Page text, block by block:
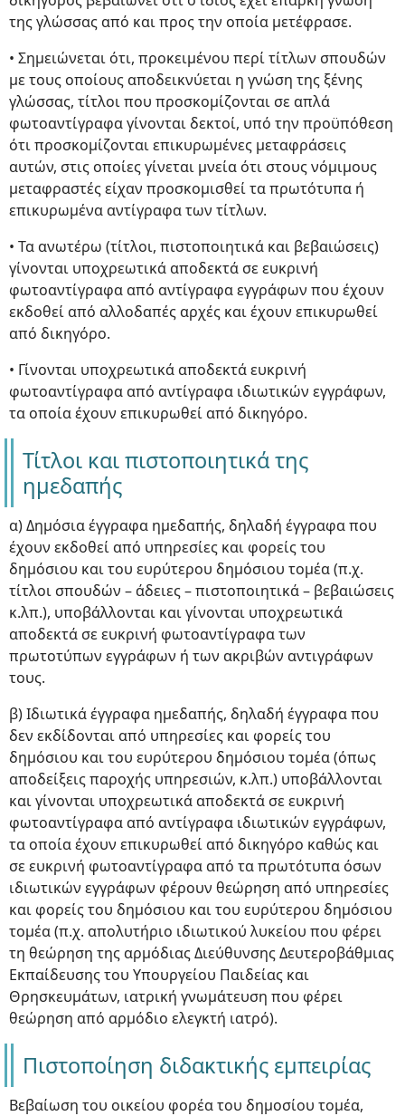
της γλώσσας από και προς την οποία μετέφρασε.
• Σημειώνεται ότι, προκειμένου περί τίτλων σπουδών
με τους οποίους αποδεικνύεται η γνώση της ξένης
γλώσσας, τίτλοι που προσκομίζονται σε απλά
φωτοαντίγραφα γίνονται δεκτοί, υπό την προϋπόθεση
ότι προσκομίζονται επικυρωμένες μεταφράσεις
αυτών, στις οποίες γίνεται μνεία ότι στους νόμιμους
μεταφραστές είχαν προσκομισθεί τα πρωτότυπα ή
επικυρωμένα αντίγραφα των τίτλων.
• Τα ανωτέρω (τίτλοι, πιστοποιητικά και βεβαιώσεις)
γίνονται υποχρεωτικά αποδεκτά σε ευκρινή
φωτοαντίγραφα από αντίγραφα εγγράφων που έχουν
εκδοθεί από αλλοδαπές αρχές και έχουν επικυρωθεί
από δικηγόρο.
• Γίνονται υποχρεωτικά αποδεκτά ευκρινή
φωτοαντίγραφα από αντίγραφα ιδιωτικών εγγράφων,
τα οποία έχουν επικυρωθεί από δικηγόρο.
Τίτλοι και πιστοποιητικά της
ημεδαπής
α) Δημόσια έγγραφα ημεδαπής, δηλαδή έγγραφα που
έχουν εκδοθεί από υπηρεσίες και φορείς του
δημόσιου και του ευρύτερου δημόσιου τομέα (π.χ.
τίτλοι σπουδών – άδειες – πιστοποιητικά – βεβαιώσεις
κ.λπ.), υποβάλλονται και γίνονται υποχρεωτικά
αποδεκτά σε ευκρινή φωτοαντίγραφα των
πρωτοτύπων εγγράφων ή των ακριβών αντιγράφων
τους.
β) Ιδιωτικά έγγραφα ημεδαπής, δηλαδή έγγραφα που
δεν εκδίδονται από υπηρεσίες και φορείς του
δημόσιου και του ευρύτερου δημόσιου τομέα (όπως
αποδείξεις παροχής υπηρεσιών, κ.λπ.) υποβάλλονται
και γίνονται υποχρεωτικά αποδεκτά σε ευκρινή
φωτοαντίγραφα από αντίγραφα ιδιωτικών εγγράφων,
τα οποία έχουν επικυρωθεί από δικηγόρο καθώς και
σε ευκρινή φωτοαντίγραφα από τα πρωτότυπα όσων
ιδιωτικών εγγράφων φέρουν θεώρηση από υπηρεσίες
και φορείς του δημόσιου και του ευρύτερου δημόσιου
τομέα (π.χ. απολυτήριο ιδιωτικού λυκείου που φέρει
τη θεώρηση της αρμόδιας Διεύθυνσης Δευτεροβάθμιας
Εκπαίδευσης του Υπουργείου Παιδείας και
Θρησκευμάτων, ιατρική γνωμάτευση που φέρει
θεώρηση από αρμόδιο ελεγκτή ιατρό).
Πιστοποίηση διδακτικής εμπειρίας
Βεβαίωση του οικείου φορέα του δημοσίου τομέα,